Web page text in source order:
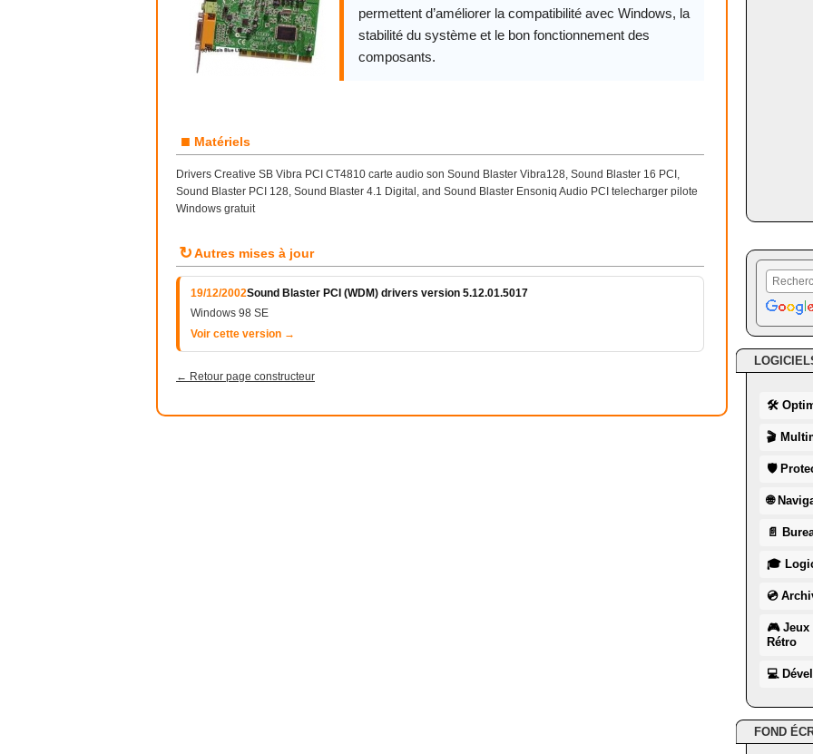
permettent d’améliorer la compatibilité avec Windows, la
stabilité du système et le bon fonctionnement des
composants.
■ Matériels
Drivers Creative SB Vibra PCI CT4810 carte audio son Sound Blaster Vibra128, Sound Blaster 16 PCI,
Sound Blaster PCI 128, Sound Blaster 4.1 Digital, and Sound Blaster Ensoniq Audio PCI telecharger pilote
Windows gratuit
↻Autres mises à jour
19/12/2002Sound Blaster PCI (WDM) drivers version 5.12.01.5017
Windows 98 SE
Voir cette version →
← Retour page constructeur
🛠
🎬
🛡
🌐
📄
🎓
💿
🎮 Jeux
Rétro
💻
FOND